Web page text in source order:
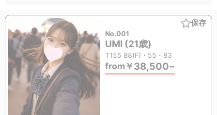
保存
No.001
UMI (21歳)
T155 88(F)・55・83
from￥38,500~